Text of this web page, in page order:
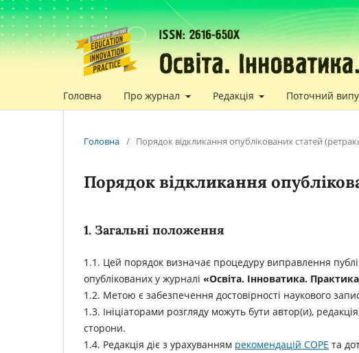
Головна Про журнал Редакція Поточний
Головна / Порядок відкликання опублікованих статей
Порядок відкликання
1. Загальні положення
1.1. Цей порядок визначає процедуру виправлення
опублікованих у журналі «Освіта. Інноватика.
1.2. Метою є забезпечення достовірності наукового
1.3. Ініціаторами розгляду можуть бути автор(и),
сторони.
1.4. Редакція діє з урахуванням рекомендацій COPE та